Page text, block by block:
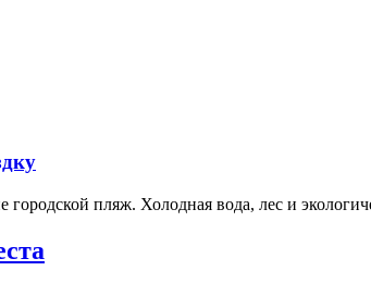
городской пляж. Холодная вода, лес и